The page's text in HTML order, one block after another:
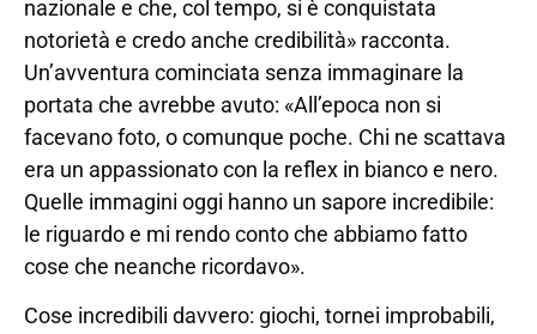
nazionale e che, col tempo, si è conquistata
notorietà e credo anche credibilità» racconta.
Un’avventura cominciata senza immaginare la
portata che avrebbe avuto: «All’epoca non si
facevano foto, o comunque poche. Chi ne scattava
era un appassionato con la reflex in bianco e nero.
Quelle immagini oggi hanno un sapore incredibile:
le riguardo e mi rendo conto che abbiamo fatto
cose che neanche ricordavo».
Cose incredibili davvero: giochi, tornei improbabili,